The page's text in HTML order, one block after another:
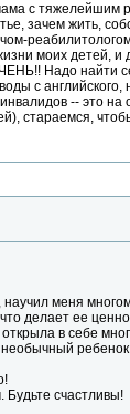
с тяжелейшим
зачем жить,
моих детей,
Надо найти
с
-- это
стараемся,
научил меня
делает ее
в себе
счастливы!